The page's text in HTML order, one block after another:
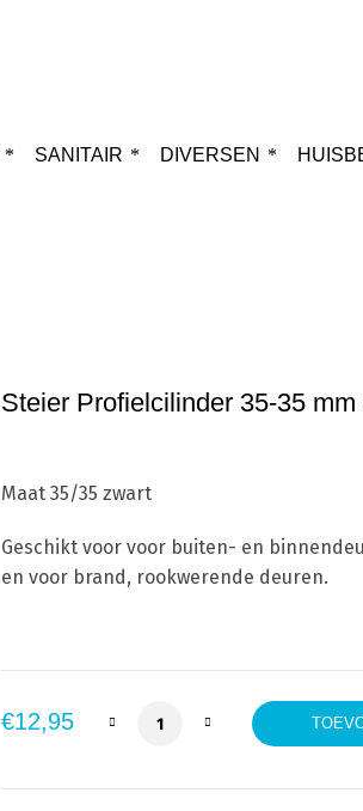
SANITAIR DIVERSEN
Steier Profielcilinder 35-35
Maat 35/35 zwart
Geschikt voor voor buiten- en
en voor brand, rookwerende deuren.
€12,95 Steier Profielcilinder 35-